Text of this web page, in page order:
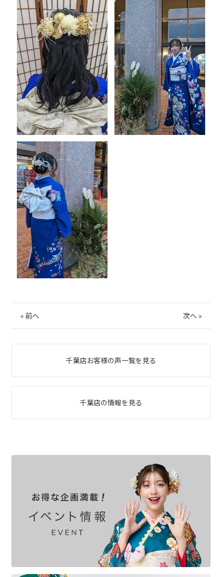
« 前へ 次へ »
千葉店お客様の声一覧を見る
千葉店の情報を見る